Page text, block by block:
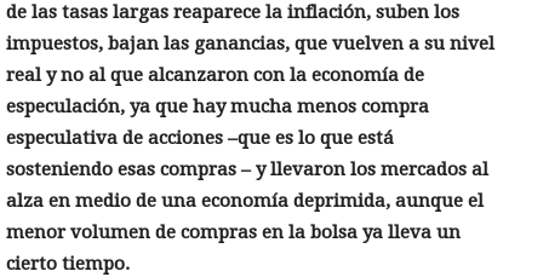
de las tasas largas reaparece la inflación, suben los
impuestos, bajan las ganancias, que vuelven a su nivel
real y no al que alcanzaron con la economía de
especulación, ya que hay mucha menos compra
especulativa de acciones –que es lo que está
sosteniendo esas compras – y llevaron los mercados al
alza en medio de una economía deprimida, aunque el
menor volumen de compras en la bolsa ya lleva un
cierto tiempo.